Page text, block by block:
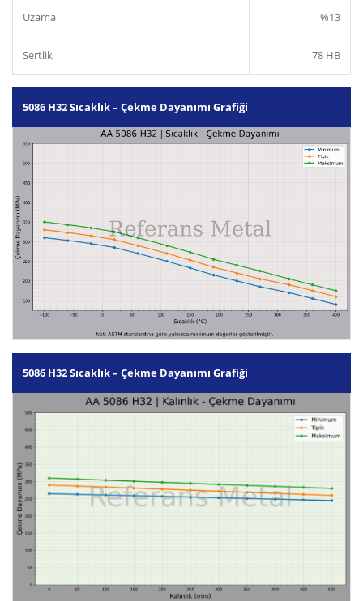
Uzama %13
Sertlik 78 HB
5086 H32 Sıcaklık – Çekme Dayanımı Grafiği
5086 H32 Sıcaklık – Çekme Dayanımı Grafiği